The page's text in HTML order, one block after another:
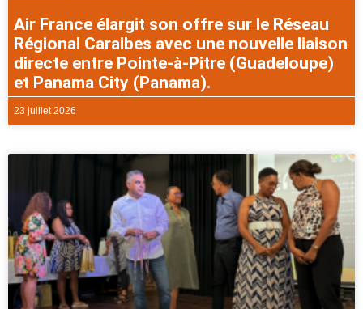
Air France élargit son offre sur le Réseau
Régional Caraibes avec une nouvelle liaison
directe entre Pointe-à-Pitre (Guadeloupe)
et Panama City (Panama).
23 juillet 2026